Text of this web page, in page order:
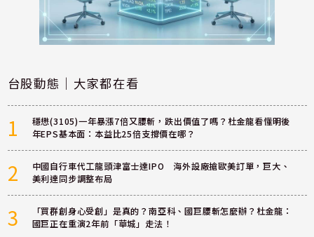
台股動態｜大家都在看
1
穩懋(3105)一年暴漲7倍又腰斬，跌出價值了嗎？杜金龍看懂明後
年EPS基本面：本益比25倍支撐價在哪？
2
中國自行車代工龍頭津富士達IPO 海外設廠搶歐美訂單，巨大、
美利達同步調整布局
3
「買群創身心受創」是真的？南亞科、國巨腰斬怎麼辦？杜金龍：
國巨正在重演2年前「華城」走法！